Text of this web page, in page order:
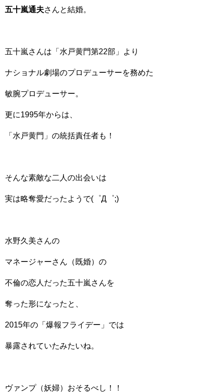
五十嵐通夫さんと結婚。
五十嵐さんは「水戸黄門第22部」より
ナショナル劇場のプロデューサーを務めた
敏腕プロデューサー。
更に1995年からは、
「水戸黄門」の統括責任者も！
そんな素敵な二人の出会いは
実は略奪愛だったようで(゜Д゜;)
水野久美さんの
マネージャーさん（既婚）の
不倫の恋人だった五十嵐さんを
奪った形になったと、
2015年の「爆報フライデー」では
暴露されていたみたいね。
ヴァンプ（妖婦）おそるべし！！